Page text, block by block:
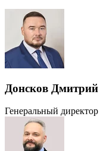
Донсков Дмитрий
Генеральный директор